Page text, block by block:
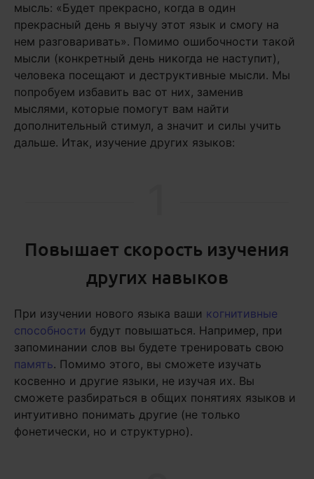
мысль: «Будет прекрасно, когда в один
прекрасный день я выучу этот язык и смогу на
нем разговаривать». Помимо ошибочности такой
мысли (конкретный день никогда не наступит),
человека посещают и деструктивные мысли. Мы
попробуем избавить вас от них, заменив
мыслями, которые помогут вам найти
дополнительный стимул, а значит и силы учить
дальше. Итак, изучение других языков:
Повышает скорость изучения
других навыков
При изучении нового языка ваши когнитивные
способности будут повышаться. Например, при
запоминании слов вы будете тренировать свою
память. Помимо этого, вы сможете изучать
косвенно и другие языки, не изучая их. Вы
сможете разбираться в общих понятиях языков и
интуитивно понимать другие (не только
фонетически, но и структурно).